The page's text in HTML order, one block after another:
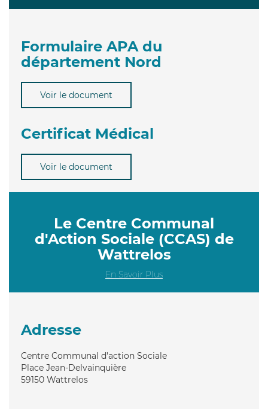
Formulaire APA du
département Nord
Voir le document
Certificat Médical
Voir le document
Le Centre Communal
d'Action Sociale (CCAS) de
Wattrelos
En Savoir Plus
Adresse
Centre Communal d'action Sociale
Place Jean-Delvainquière
59150 Wattrelos